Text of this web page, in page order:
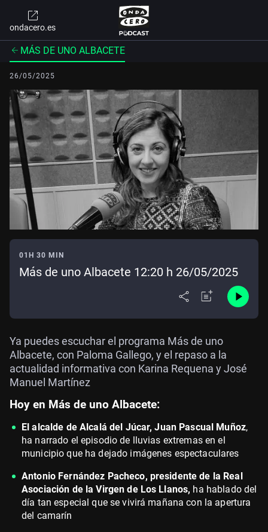
ondacero.es
MÁS DE UNO ALBACETE
26/05/2025
01H 30 MIN
Más de uno Albacete 12:20 h 26/05/2025
Ya puedes escuchar el programa Más de uno
Albacete, con Paloma Gallego, y el repaso a la
actualidad informativa con Karina Requena y José
Manuel Martínez
Hoy en Más de uno Albacete:
El alcalde de Alcalá del Júcar, Juan Pascual Muñoz,
ha narrado el episodio de lluvias extremas en el
municipio que ha dejado imágenes espectaculares
Antonio Fernández Pacheco, presidente de la Real
Asociación de la Virgen de Los Llanos, ha hablado del
día tan especial que se vivirá mañana con la apertura
del camarín